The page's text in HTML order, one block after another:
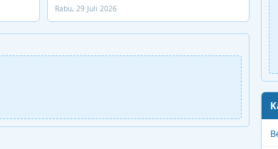
Narkoba
Rabu, 29 Juli 2026